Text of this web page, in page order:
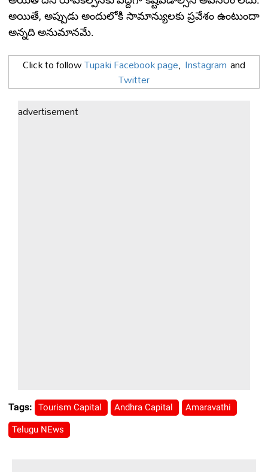
అయితే, అప్పుడు అందులోకి సామాన్యులకు ప్రవేశం ఉంటుందా
అన్నది అనుమానమే.
Click to followTupaki Facebook page, Instagram and
Twitter
advertisement
Tags: Tourism Capital Andhra Capital Amaravathi
Telugu NEws